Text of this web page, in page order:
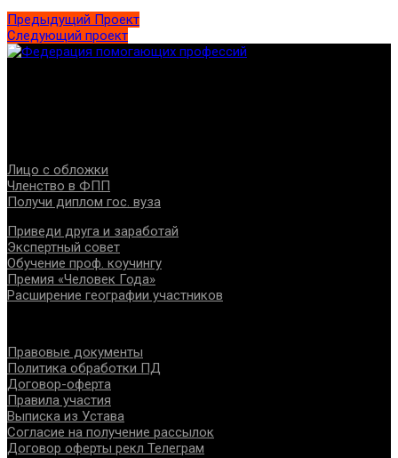
Предыдущий Проект
Следующий проект
Лицо с обложки
Членство в ФПП
Получи диплом гос. вуза
Приведи друга и заработай
Экспертный совет
Обучение проф. коучингу
Премия «Человек Года»
Расширение географии участников
Правовые документы
Политика обработки ПД
Договор-оферта
Правила участия
Выписка из Устава
Согласие на получение рассылок
Договор оферты рекл Телеграм